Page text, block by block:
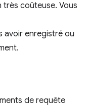
coûteuse. Vous
avoir enregistré ou
de requête